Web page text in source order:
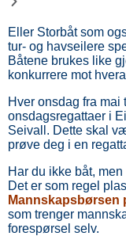
Eller Storbåt som
tur- og havseilere
Båtene brukes like
konkurrere mot
Hver onsdag fra mai
onsdagsregattaer i
Seivall. Dette skal
prøve deg i en
Har du ikke båt,
Det er som regel
Mannskapsbørsen
som trenger
forespørsel selv.